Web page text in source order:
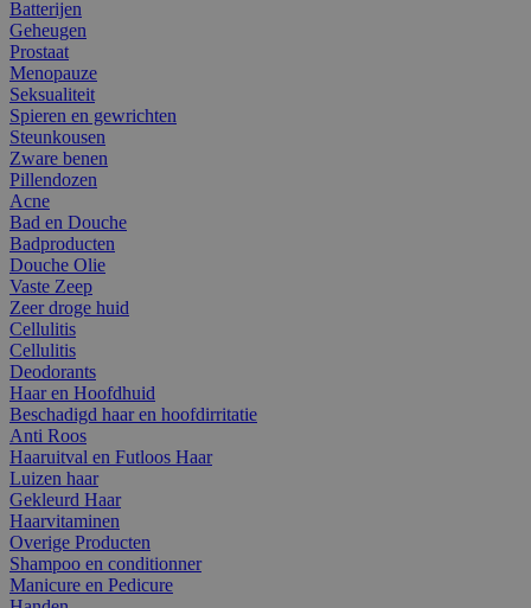
Batterijen
Geheugen
Prostaat
Menopauze
Seksualiteit
Spieren en gewrichten
Steunkousen
Zware benen
Pillendozen
Acne
Bad en Douche
Badproducten
Douche Olie
Vaste Zeep
Zeer droge huid
Cellulitis
Cellulitis
Deodorants
Haar en Hoofdhuid
Beschadigd haar en hoofdirritatie
Anti Roos
Haaruitval en Futloos Haar
Luizen haar
Gekleurd Haar
Haarvitaminen
Overige Producten
Shampoo en conditionner
Manicure en Pedicure